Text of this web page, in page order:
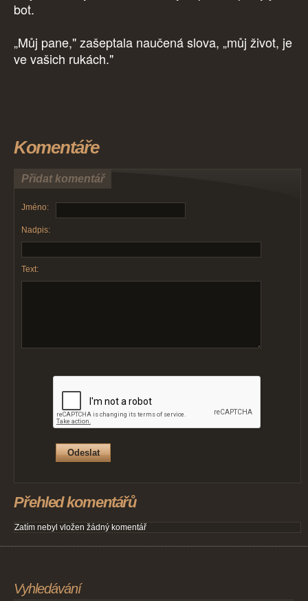
bot.
„Můj pane," zašeptala naučená slova, „můj život, je
ve vašich rukách."
Komentáře
Přidat komentář
Jméno:
Nadpis:
Text:
Přehled komentářů
Zatím nebyl vložen žádný komentář
Vyhledávání